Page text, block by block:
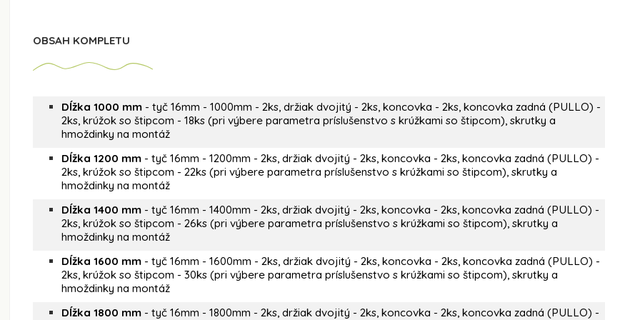
OBSAH KOMPLETU
Dĺžka 1000 mm - tyč 16mm - 1000mm - 2ks, držiak dvojitý - 2ks, koncovka - 2ks, koncovka zadná (PULLO) -
2ks, krúžok so štipcom - 18ks (pri výbere parametra príslušenstvo s krúžkami so štipcom), skrutky a
hmoždinky na montáž
Dĺžka 1200 mm - tyč 16mm - 1200mm - 2ks, držiak dvojitý - 2ks, koncovka - 2ks, koncovka zadná (PULLO) -
2ks, krúžok so štipcom - 22ks (pri výbere parametra príslušenstvo s krúžkami so štipcom), skrutky a
hmoždinky na montáž
Dĺžka 1400 mm - tyč 16mm - 1400mm - 2ks, držiak dvojitý - 2ks, koncovka - 2ks, koncovka zadná (PULLO) -
2ks, krúžok so štipcom - 26ks (pri výbere parametra príslušenstvo s krúžkami so štipcom), skrutky a
hmoždinky na montáž
Dĺžka 1600 mm - tyč 16mm - 1600mm - 2ks, držiak dvojitý - 2ks, koncovka - 2ks, koncovka zadná (PULLO) -
2ks, krúžok so štipcom - 30ks (pri výbere parametra príslušenstvo s krúžkami so štipcom), skrutky a
hmoždinky na montáž
Dĺžka 1800 mm - tyč 16mm - 1800mm - 2ks, držiak dvojitý - 2ks, koncovka - 2ks, koncovka zadná (PULLO) -